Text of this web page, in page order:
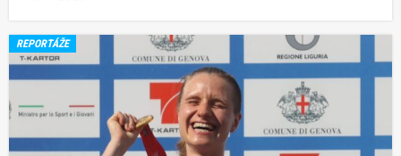
REPORTÁŽE